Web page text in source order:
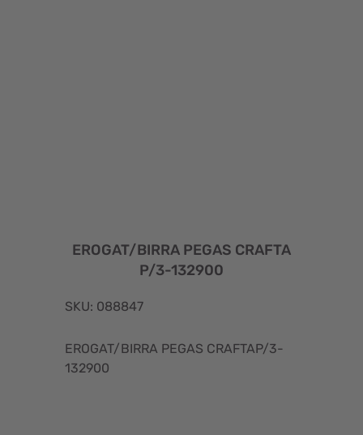
EROGAT/BIRRA PEGAS CRAFTA
P/3-132900
SKU: 088847
EROGAT/BIRRA PEGAS CRAFTAP/3-
132900